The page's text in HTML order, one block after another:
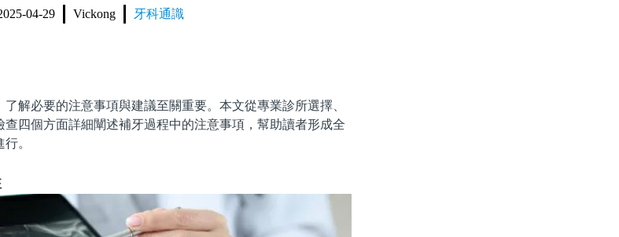
04-29 Vickong 牙科通識
必要的注意事項與建議至關重要。本文從專業診所選擇、
四個方面詳細闡述補牙過程中的注意事項，幫助讀者形成全
。